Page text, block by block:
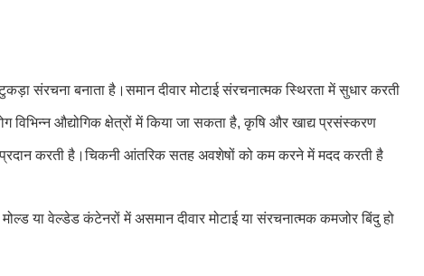
संरचना बनाता है।समान दीवार मोटाई संरचनात्मक स्थिरता में सुधार करती
औद्योगिक क्षेत्रों में किया जा सकता है, कृषि और खाद्य प्रसंस्करण
प्रदान करती है।चिकनी आंतरिक सतह अवशेषों को कम करने में मदद करती है
या वेल्डेड कंटेनरों में असमान दीवार मोटाई या संरचनात्मक कमजोर बिंदु हो